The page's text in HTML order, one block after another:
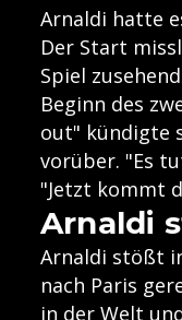
Arnaldi hatte
Der Start
Spiel
Beginn des
out" kündigte
vorüber. "Es
"Jetzt kommt
Arnaldi
Arnaldi stößt
nach Paris
in der Welt